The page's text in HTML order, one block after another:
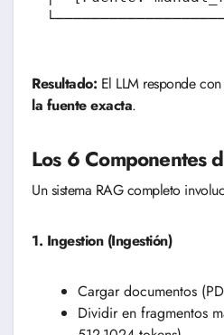
Resultado: El LLM responde
la fuente exacta.
Los 6 Componentes
Un sistema RAG completo
1. Ingestion (Ingestión)
Cargar documentos
Dividir en fragmentos